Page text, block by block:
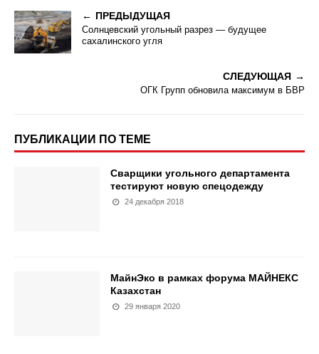
ПРЕДЫДУЩАЯ
Солнцевский угольный разрез — будущее
сахалинского угля
СЛЕДУЮЩАЯ
ОГК Групп обновила максимум в БВР
ПУБЛИКАЦИИ ПО ТЕМЕ
Сварщики угольного департамента
тестируют новую спецодежду
24 декабря 2018
МайнЭко в рамках форума МАЙНЕКС
Казахстан
29 января 2020